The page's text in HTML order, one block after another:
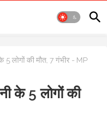
लोगों की मौत, 7 गंभीर - MP
के 5 लोगों की